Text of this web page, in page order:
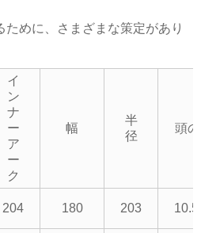
ために、さまざまな策定があり
イ
ン
ナ
ー
ア
ー
ク
幅
半
径
頭
204 180 203